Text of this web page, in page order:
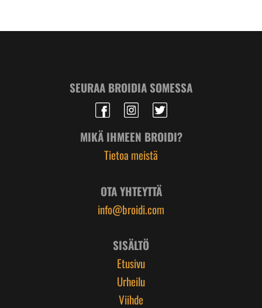
SEURAA BROIDIA SOMESSA
MIKÄ IHMEEN BROIDI?
Tietoa meistä
OTA YHTEYTTÄ
info@broidi.com
SISÄLTÖ
Etusivu
Urheilu
Viihde